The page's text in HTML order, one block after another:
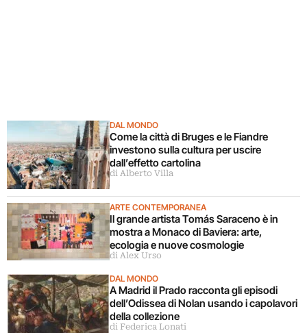
DAL MONDO
Come la città di Bruges e le Fiandre
investono sulla cultura per uscire
dall’effetto cartolina
di Alberto Villa
ARTE CONTEMPORANEA
Il grande artista Tomás Saraceno è in
mostra a Monaco di Baviera: arte,
ecologia e nuove cosmologie
di Alex Urso
DAL MONDO
A Madrid il Prado racconta gli episodi
dell’Odissea di Nolan usando i capolavori
della collezione
di Federica Lonati